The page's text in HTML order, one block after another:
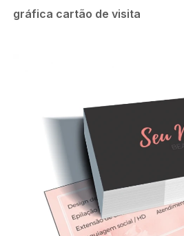
gráfica cartão de visita